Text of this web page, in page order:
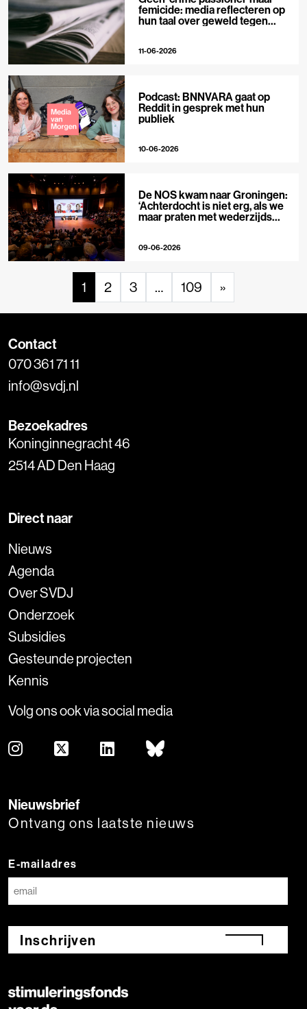
femicide: media reflecteren op
hun taal over geweld tegen
11-06-2026
Podcast: BNNVARA gaat op
Reddit in gesprek met hun
publiek
10-06-2026
De NOS kwam naar Groningen:
‘Achterdocht is niet erg, als we
maar praten met wederzijds
09-06-2026
1 2 3 … 109 »
Contact
070 361 71 11
info@svdj.nl
Bezoekadres
Koninginnegracht 46
2514 AD Den Haag
Direct naar
Nieuws
Agenda
Over SVDJ
Onderzoek
Subsidies
Gesteunde projecten
Kennis
Volg ons ook via social media
Nieuwsbrief
Ontvang ons laatste nieuws
E-mailadres
Inschrijven